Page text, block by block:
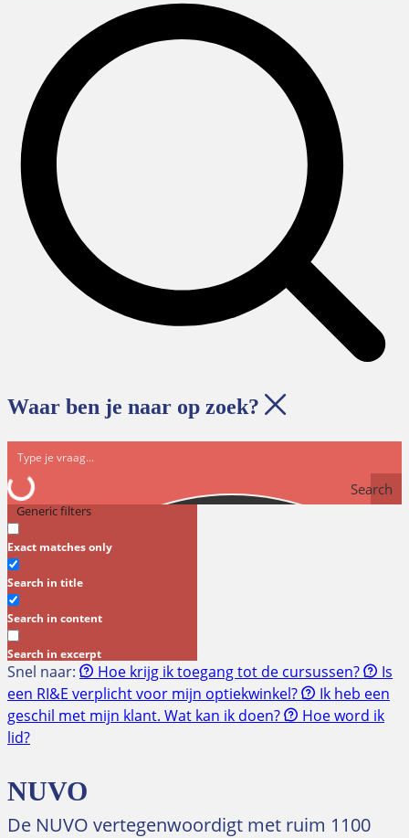
Waar ben je naar op zoek?
Search
Generic filters
Exact matches only
Search in title
Search in content
Search in excerpt
Snel naar: Hoe krijg ik toegang tot de cursussen?
Is
een RI&E verplicht voor mijn optiekwinkel?
Ik heb een
geschil met mijn klant. Wat kan ik doen?
Hoe word ik
lid?
NUVO
De NUVO vertegenwoordigt met ruim 1100